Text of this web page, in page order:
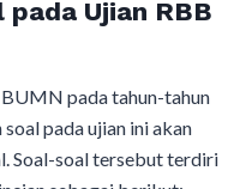
Ujian RBB
pada tahun-tahun
pada ujian ini akan
Soal-soal tersebut terdiri